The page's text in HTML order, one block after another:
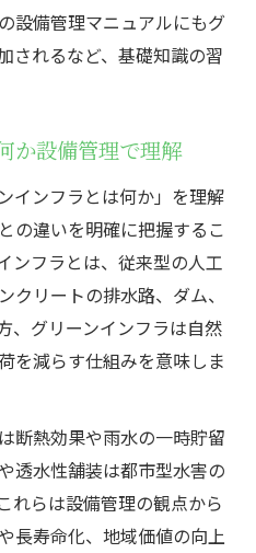
例集を設備管理に役立
になるグリーンインフ
例集と設備管理の連携
例集を活用するポイン
設備管理にもたらす効
入で設備管理が得る具
適化とグリーンインフ
設備管理マニュアルにもグ
されるなど、基礎知識の習
か設備管理で理解
インフラとは何か」を理解
の違いを明確に把握するこ
ンフラとは、従来型の人工
クリートの排水路、ダム、
、グリーンインフラは自然
を減らす仕組みを意味しま
断熱効果や雨水の一時貯留
透水性舗装は都市型水害の
れらは設備管理の観点から
長寿命化、地域価値の向上